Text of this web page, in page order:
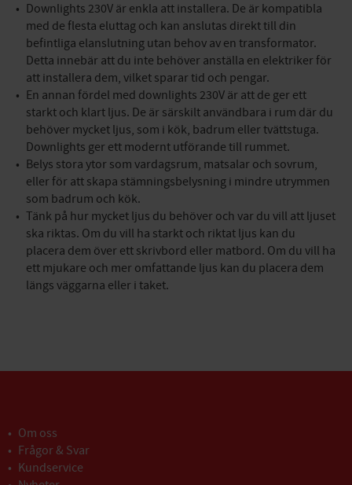
Downlights 230V är enkla att installera. De är kompatibla
med de flesta eluttag och kan anslutas direkt till din
befintliga elanslutning utan behov av en transformator.
Detta innebär att du inte behöver anställa en elektriker för
att installera dem, vilket sparar tid och pengar.
En annan fördel med downlights 230V är att de ger ett
starkt och klart ljus. De är särskilt användbara i rum där du
behöver mycket ljus, som i kök, badrum eller tvättstuga.
Downlights ger ett modernt utförande till rummet.
Belys stora ytor som vardagsrum, matsalar och sovrum,
eller för att skapa stämningsbelysning i mindre utrymmen
som badrum och kök.
Tänk på hur mycket ljus du behöver och var du vill att ljuset
ska riktas. Om du vill ha starkt och riktat ljus kan du
placera dem över ett skrivbord eller matbord. Om du vill ha
ett mjukare och mer omfattande ljus kan du placera dem
längs väggarna eller i taket.
Om oss
Frågor & Svar
Kundservice